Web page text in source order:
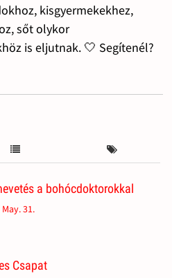
kisgyermekekhez,
sőt olykor
is eljutnak. 🤍 Segítenél?
a bohócdoktorokkal
31.
Csapat